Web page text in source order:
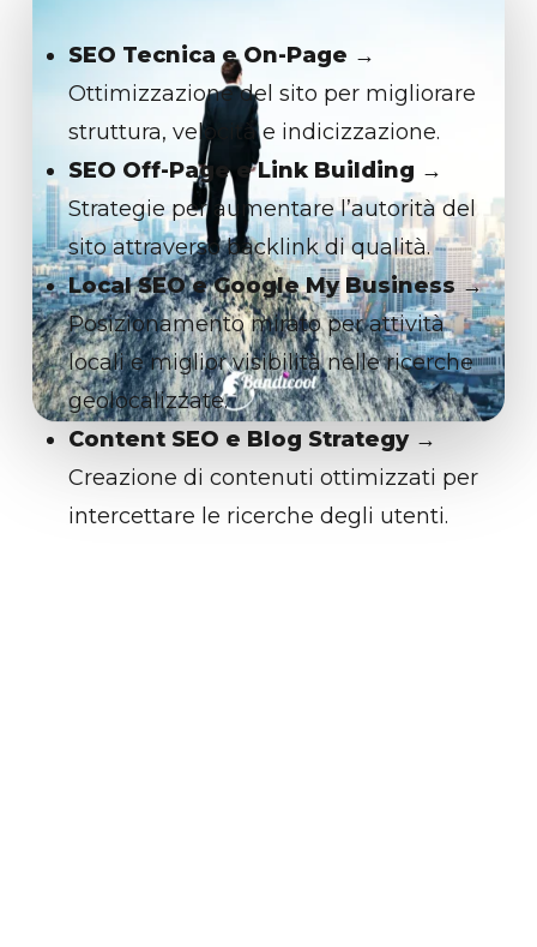
SEO Tecnica e On-Page →
Ottimizzazione del sito per migliorare
struttura, velocità e indicizzazione.
SEO Off-Page e Link Building →
Strategie per aumentare l’autorità del
sito attraverso backlink di qualità.
Local SEO e Google My Business→
Posizionamento mirato per attività
locali e miglior visibilità nelle ricerche
geolocalizzate.
Content SEO e Blog Strategy→
Creazione di contenuti ottimizzati per
intercettare le ricerche degli utenti.